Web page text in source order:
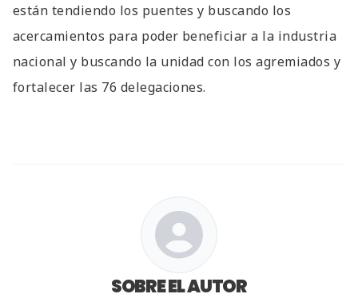
están tendiendo los puentes y buscando los
acercamientos para poder beneficiar a la industria
nacional y buscando la unidad con los agremiados y
fortalecer las 76 delegaciones.
SOBRE EL AUTOR